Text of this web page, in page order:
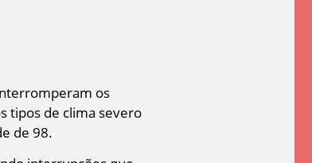
os
tipos de clima severo
de 98.